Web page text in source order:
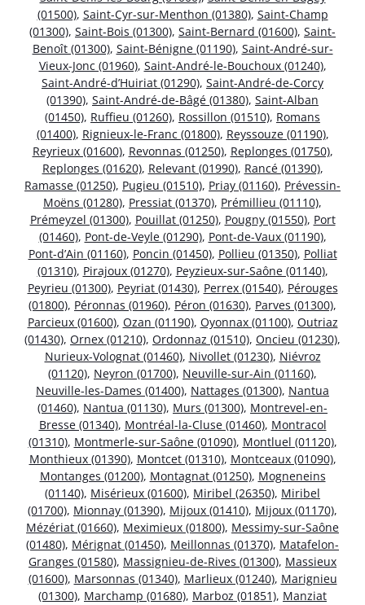
(01500), Saint-Cyr-sur-Menthon (01380), Saint-Champ
(01300), Saint-Bois (01300), Saint-Bernard (01600), Saint-
Benoît (01300), Saint-Bénigne (01190), Saint-André-sur-
Vieux-Jonc (01960), Saint-André-le-Bouchoux (01240),
Saint-André-d’Huiriat (01290), Saint-André-de-Corcy
(01390), Saint-André-de-Bâgé (01380), Saint-Alban
(01450), Ruffieu (01260), Rossillon (01510), Romans
(01400), Rignieux-le-Franc (01800), Reyssouze (01190),
Reyrieux (01600), Revonnas (01250), Replonges (01750),
Replonges (01620), Relevant (01990), Rancé (01390),
Ramasse (01250), Pugieu (01510), Priay (01160), Prévessin-
Moëns (01280), Pressiat (01370), Prémillieu (01110),
Prémeyzel (01300), Pouillat (01250), Pougny (01550), Port
(01460), Pont-de-Veyle (01290), Pont-de-Vaux (01190),
Pont-d’Ain (01160), Poncin (01450), Pollieu (01350), Polliat
(01310), Pirajoux (01270), Peyzieux-sur-Saône (01140),
Peyrieu (01300), Peyriat (01430), Perrex (01540), Pérouges
(01800), Péronnas (01960), Péron (01630), Parves (01300),
Parcieux (01600), Ozan (01190), Oyonnax (01100), Outriaz
(01430), Ornex (01210), Ordonnaz (01510), Oncieu (01230),
Nurieux-Volognat (01460), Nivollet (01230), Niévroz
(01120), Neyron (01700), Neuville-sur-Ain (01160),
Neuville-les-Dames (01400), Nattages (01300), Nantua
(01460), Nantua (01130), Murs (01300), Montrevel-en-
Bresse (01340), Montréal-la-Cluse (01460), Montracol
(01310), Montmerle-sur-Saône (01090), Montluel (01120),
Monthieux (01390), Montcet (01310), Montceaux (01090),
Montanges (01200), Montagnat (01250), Mogneneins
(01140), Misérieux (01600), Miribel (26350), Miribel
(01700), Mionnay (01390), Mijoux (01410), Mijoux (01170),
Mézériat (01660), Meximieux (01800), Messimy-sur-Saône
(01480), Mérignat (01450), Meillonnas (01370), Matafelon-
Granges (01580), Massignieu-de-Rives (01300), Massieux
(01600), Marsonnas (01340), Marlieux (01240), Marignieu
(01300), Marchamp (01680), Marboz (01851), Manziat